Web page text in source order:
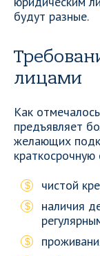
будут разные.
лицами
Как
предъявляет
желающих
чистой
наличия